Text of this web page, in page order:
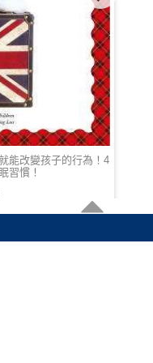
能改變孩子的行為！4
習慣！